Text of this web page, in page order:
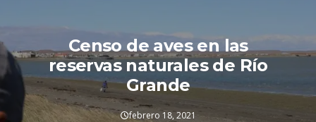
Censo de aves en las
reservas naturales de Río
Grande
febrero 18, 2021